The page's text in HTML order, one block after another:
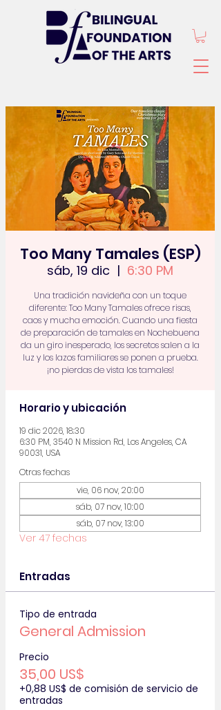
Too Many Tamales (ESP)
sáb, 19 dic
  |
6:30 PM
Una tradición navideña con un toque
diferente: Too Many Tamales ofrece risas,
caos y mucha emoción. Cuando una fiesta
de preparación de tamales en Nochebuena
da un giro inesperado, los secretos salen a la
luz y los lazos familiares se ponen a prueba.
¡no pierdas de vista los tamales!
Horario y ubicación
19 dic 2026, 18:30
6:30 PM, 3540 N Mission Rd, Los Angeles, CA
90031, USA
Otras fechas
vie, 06 nov, 20:00
sáb, 07 nov, 10:00
sáb, 07 nov, 13:00
Ver 47 fechas
Entradas
Tipo de entrada
General Admission
Precio
35,00 US$
+0,88 US$ de comisión de servicio de
entradas